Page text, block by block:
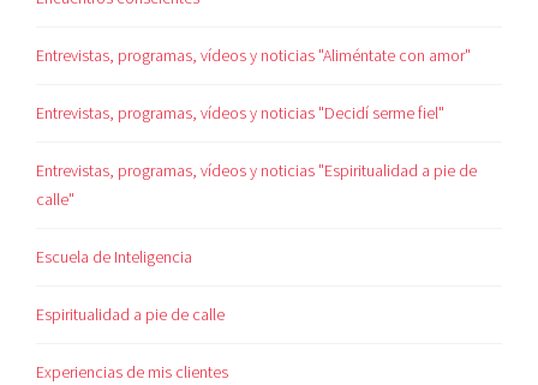
Entrevistas, programas, vídeos y noticias "Aliméntate con amor"
Entrevistas, programas, vídeos y noticias "Decidí serme fiel"
Entrevistas, programas, vídeos y noticias "Espiritualidad a pie de
calle"
Escuela de Inteligencia
Espiritualidad a pie de calle
Experiencias de mis clientes